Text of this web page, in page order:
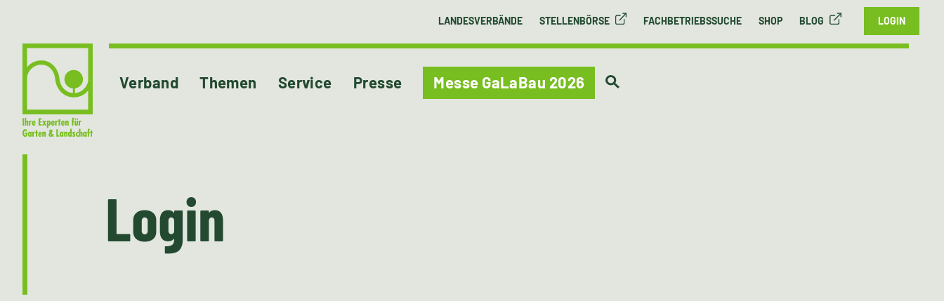
LANDESVERBÄNDE STELLENBÖRSE FACHBETRIEBSSUCHE SHOP BLOG LOGIN
Verband Themen Service Presse Messe GaLaBau 2026
Login